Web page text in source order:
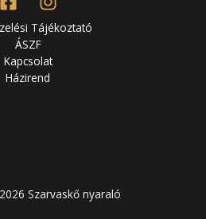
Tájékoztató
ÁSZF
Kapcsolat
Házirend
Szarvaskő nyaraló